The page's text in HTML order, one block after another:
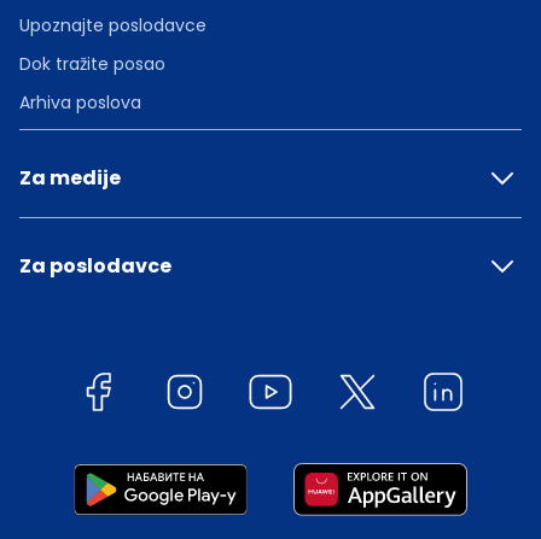
Upoznajte poslodavce
Dok tražite posao
Arhiva poslova
Za medije
Za poslodavce